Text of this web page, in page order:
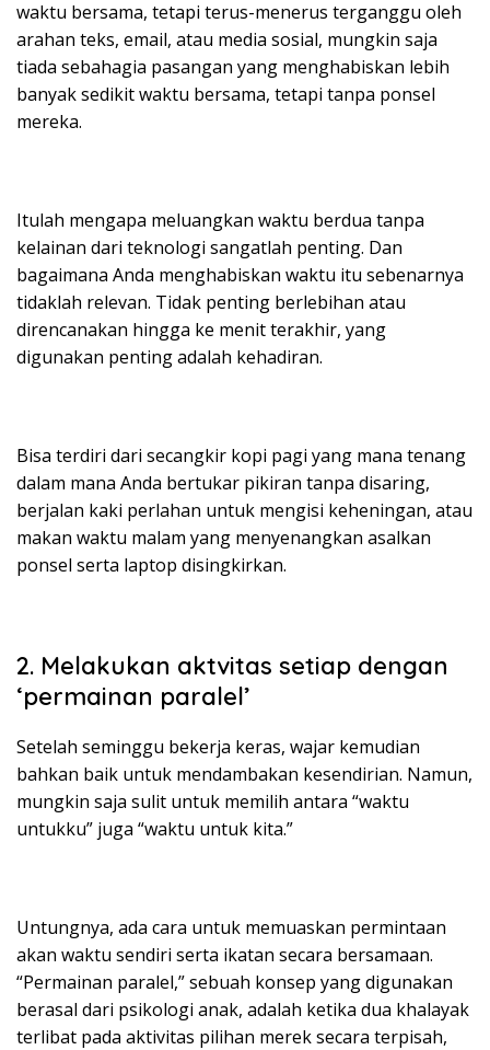
waktu bersama, tetapi terus-menerus terganggu oleh
arahan teks, email, atau media sosial, mungkin saja
tiada sebahagia pasangan yang menghabiskan lebih
banyak sedikit waktu bersama, tetapi tanpa ponsel
mereka.
Itulah mengapa meluangkan waktu berdua tanpa
kelainan dari teknologi sangatlah penting. Dan
bagaimana Anda menghabiskan waktu itu sebenarnya
tidaklah relevan. Tidak penting berlebihan atau
direncanakan hingga ke menit terakhir, yang
digunakan penting adalah kehadiran.
Bisa terdiri dari secangkir kopi pagi yang mana tenang
dalam mana Anda bertukar pikiran tanpa disaring,
berjalan kaki perlahan untuk mengisi keheningan, atau
makan waktu malam yang menyenangkan asalkan
ponsel serta laptop disingkirkan.
2. Melakukan aktvitas setiap dengan
‘permainan paralel’
Setelah seminggu bekerja keras, wajar kemudian
bahkan baik untuk mendambakan kesendirian. Namun,
mungkin saja sulit untuk memilih antara “waktu
untukku” juga “waktu untuk kita.”
Untungnya, ada cara untuk memuaskan permintaan
akan waktu sendiri serta ikatan secara bersamaan.
“Permainan paralel,” sebuah konsep yang digunakan
berasal dari psikologi anak, adalah ketika dua khalayak
terlibat pada aktivitas pilihan merek secara terpisah,